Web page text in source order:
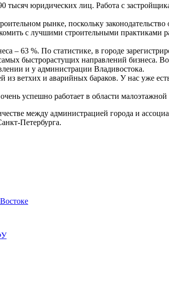
тысяч юридических лиц. Работа с
рынке, поскольку
с лучшими строительными
– 63 %. По статистике, в городе
быстрорастущих направлений бизнеса.
и у администрации Владивостока.
из ветхих и аварийных бараков. У нас уже
успешно работает в области
между администрацией города и
Петербурга.